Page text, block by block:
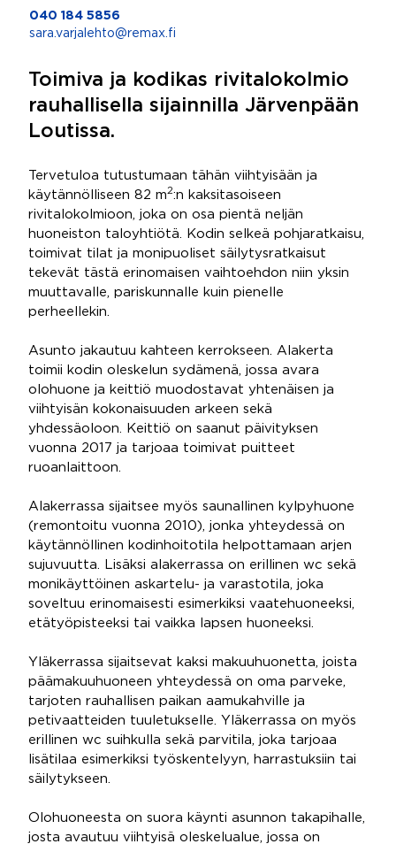
040 184 5856
sara.varjalehto@remax.fi
Toimiva ja kodikas rivitalokolmio
rauhallisella sijainnilla Järvenpään
Loutissa.
Tervetuloa tutustumaan tähän viihtyisään ja
käytännölliseen 82 m2:n kaksitasoiseen
rivitalokolmioon, joka on osa pientä neljän
huoneiston taloyhtiötä. Kodin selkeä pohjaratkaisu,
toimivat tilat ja monipuoliset säilytysratkaisut
tekevät tästä erinomaisen vaihtoehdon niin yksin
muuttavalle, pariskunnalle kuin pienelle
perheellekin.
Asunto jakautuu kahteen kerrokseen. Alakerta
toimii kodin oleskelun sydämenä, jossa avara
olohuone ja keittiö muodostavat yhtenäisen ja
viihtyisän kokonaisuuden arkeen sekä
yhdessäoloon. Keittiö on saanut päivityksen
vuonna 2017 ja tarjoaa toimivat puitteet
ruoanlaittoon.
Alakerrassa sijaitsee myös saunallinen kylpyhuone
(remontoitu vuonna 2010), jonka yhteydessä on
käytännöllinen kodinhoitotila helpottamaan arjen
sujuvuutta. Lisäksi alakerrassa on erillinen wc sekä
monikäyttöinen askartelu- ja varastotila, joka
soveltuu erinomaisesti esimerkiksi vaatehuoneeksi,
etätyöpisteeksi tai vaikka lapsen huoneeksi.
Yläkerrassa sijaitsevat kaksi makuuhuonetta, joista
päämakuuhuoneen yhteydessä on oma parveke,
tarjoten rauhallisen paikan aamukahville ja
petivaatteiden tuuletukselle. Yläkerrassa on myös
erillinen wc suihkulla sekä parvitila, joka tarjoaa
lisätilaa esimerkiksi työskentelyyn, harrastuksiin tai
säilytykseen.
Olohuoneesta on suora käynti asunnon takapihalle,
josta avautuu viihtyisä oleskelualue, jossa on